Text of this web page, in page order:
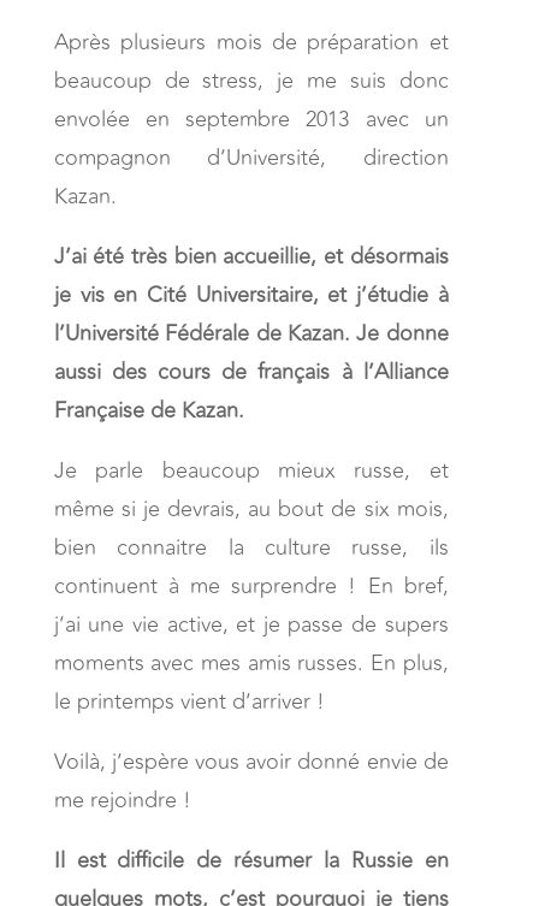
Après plusieurs mois de préparation et
beaucoup de stress, je me suis donc
envolée en septembre 2013 avec un
compagnon d’Université, direction
Kazan.
J’ai été très bien accueillie, et désormais
je vis en Cité Universitaire, et j’étudie à
l’Université Fédérale de Kazan. Je donne
aussi des cours de français à l’Alliance
Française de Kazan.
Je parle beaucoup mieux russe, et
même si je devrais, au bout de six mois,
bien connaitre la culture russe, ils
continuent à me surprendre ! En bref,
j’ai une vie active, et je passe de supers
moments avec mes amis russes. En plus,
le printemps vient d’arriver !
Voilà, j’espère vous avoir donné envie de
me rejoindre !
Il est difficile de résumer la Russie en
quelques mots, c’est pourquoi je tiens